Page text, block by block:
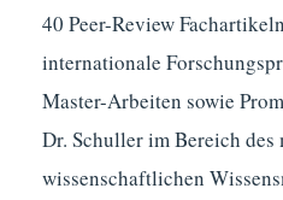
40 Peer-Review
internationale
Master-Arbeiten sowie
Dr. Schuller im Bereich
wissenschaftlichen